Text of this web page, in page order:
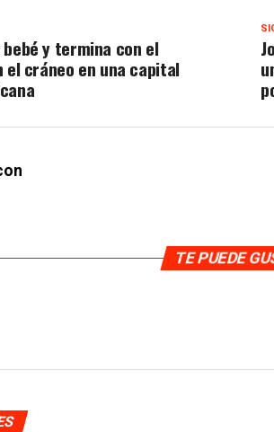
bebé y termina con el
cráneo en una capital
TE PUEDE